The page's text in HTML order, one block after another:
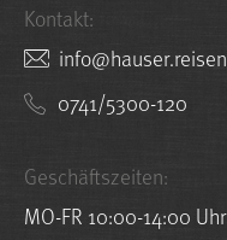
Kontakt:
nesier.resuah@ofni
0741/5300-120
Geschäftszeiten:
MO-FR 10:00-14:00 Uhr